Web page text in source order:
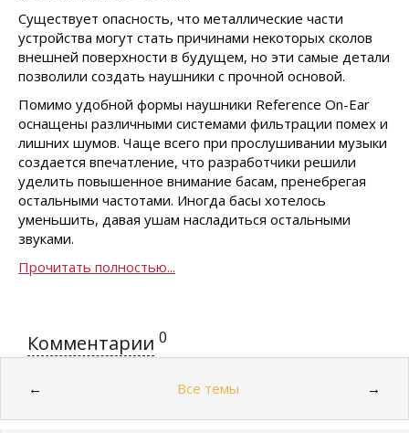
Существует опасность, что металлические части
устройства могут стать причинами некоторых сколов
внешней поверхности в будущем, но эти самые детали
позволили создать наушники с прочной основой.
Помимо удобной формы наушники Reference On-Ear
оснащены различными системами фильтрации помех и
лишних шумов. Чаще всего при прослушивании музыки
создается впечатление, что разработчики решили
уделить повышенное внимание басам, пренебрегая
остальными частотами. Иногда басы хотелось
уменьшить, давая ушам насладиться остальными
звуками.
Прочитать полностью...
Комментарии 0
← Все темы →